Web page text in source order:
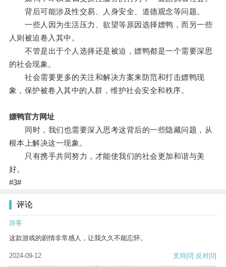
背后可能涉及性交易、人身安全、道德观念等问题。
一些人因为生活压力、欲望等原因选择嫖鸭，而另一些
人则被迫卷入其中。
不管是出于个人选择还是被迫，嫖鸭都是一个需要深思
的社会现象。
社会需要更多的关注和解决方案来防范和打击嫖鸭现
象，保护被卷入其中的人群，维护社会安全和秩序。
嫖鸭官方网址
同时，我们也需要深入思考这背后的一些隐藏问题，从
根本上解决这一现象。
只有携手共同努力，才能使我们的社会更加和谐与美
好。
#3#
评论
游客
这款游戏的剧情非常感人，让我久久不能忘怀。
2024-09-12 支持[0] 反对[0]